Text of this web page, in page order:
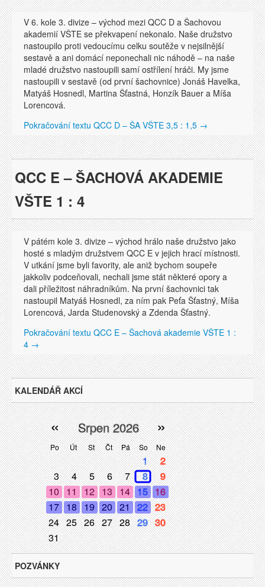
V 6. kole 3. divize – východ mezi QCC D a Šachovou
akademií VŠTE se překvapení nekonalo. Naše družstvo
nastoupilo proti vedoucímu celku soutěže v nejsilnější
sestavě a ani domácí neponechali nic náhodě – na naše
mladé družstvo nastoupili samí ostřílení hráči. My jsme
nastoupili v sestavě (od první šachovnice) Jonáš Havelka,
Matyáš Hosnedl, Martina Šťastná, Honzík Bauer a Míša
Lorencová.
Pokračování textu QCC D – ŠA VŠTE 3,5 : 1,5 →
QCC E – ŠACHOVÁ AKADEMIE
VŠTE 1 : 4
V pátém kole 3. divize – východ hrálo naše družstvo jako
hosté s mladým družstvem QCC E v jejich hrací místnosti.
V utkání jsme byli favority, ale aniž bychom soupeře
jakkoliv podceňovali, nechali jsme stát některé opory a
dali příležitost náhradníkům. Na první šachovnici tak
nastoupil Matyáš Hosnedl, za ním pak Peťa Šťastný, Míša
Lorencová, Jarda Studenovský a Zdenda Šťastný.
Pokračování textu QCC E – Šachová akademie VŠTE 1 :
4 →
KALENDÁŘ AKCÍ
Po Út St Čt Pá So Ne
« »
Srpen 2026
1
2
3
4 5 6 7 8
9
10
11 12 13 14 15 16
17 18 19 20 21 22 23
24 25 26 27 28 29 30
31
POZVÁNKY